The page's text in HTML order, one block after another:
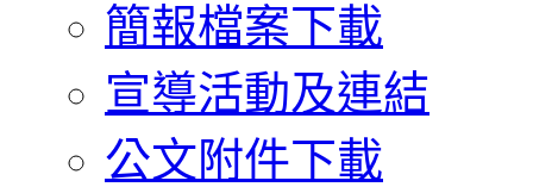
簡報檔案下載
宣導活動及連結
公文附件下載